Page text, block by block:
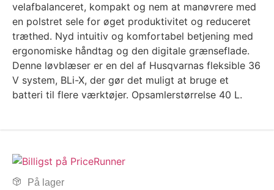
velafbalanceret, kompakt og nem at manøvrere med
en polstret sele for øget produktivitet og reduceret
træthed. Nyd intuitiv og komfortabel betjening med
ergonomiske håndtag og den digitale grænseflade.
Denne løvblæser er en del af Husqvarnas fleksible 36
V system, BLi-X, der gør det muligt at bruge et
batteri til flere værktøjer. Opsamlerstørrelse 40 L.
På lager